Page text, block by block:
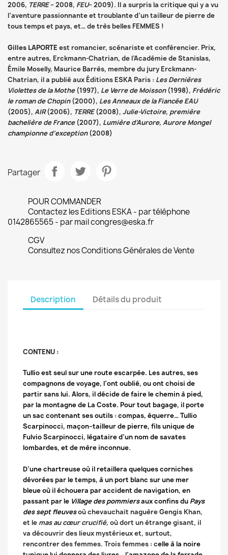
2006, TERRE– 2008, FEU– 2009). Il a surpris la critique qui y a vu
l’aventure passionnante et troublante d’un tailleur de pierre de
tous temps et pays, et… de très belles FEMMES !
Gilles LAPORTE est romancier, scénariste et conférencier. Prix,
entre autres, Erckmann-Chatrian, de l’Académie de Stanislas,
Émile Moselly, Maurice Barrès, membre du jury Erckmann-
Chatrian, il a publié aux Éditions ESKA Paris : Les Dernières
Violettes de la Mothe(1997), Le Verre de Moisson(1998), Frédéric
le roman de Chopin(2000), Les Anneaux de la Fiancée EAU
(2005), AIR(2006), TERRE(2008), Julie-Victoire, première
bachelière de France(2007), Lumière d’Aurore, Aurore Mongel
championne d’exception(2008)
Partager
POUR COMMANDER
Contactez les Editions ESKA - par téléphone
0142865565 - par mail congres@eska.fr
CGV
Consultez nos Conditions Générales de Vente
Description Détails du produit
CONTENU :
Tullio est seul sur une route escarpée. Les autres, ses
compagnons de voyage, l’ont oublié, ou ont choisi de
partir sans lui. Alors, il décide de faire le chemin à pied,
par la montagne de La Coste. Pour tout bagage, il porte
un sac contenant ses outils : compas, équerre… Tullio
Scarpinocci, maçon–tailleur de pierre, fils unique de
Fulvio Scarpinocci, légataire d’un nom de savates
lombardes, et de mère inconnue.
D’une chartreuse où il retaillera quelques corniches
dévorées par le temps, à un port blanc sur une mer
bleue où il échouera par accident de navigation, en
passant par le Village des pommiersaux confins du Pays
des sept fleuvesoù chevauchait naguère Gengis Khan,
et le mas au cœur crucifié, où dort un étrange gisant, il
va découvrir des lieux mystérieux et, surtout,
rencontrer des femmes. Trois femmes : celle à la noire